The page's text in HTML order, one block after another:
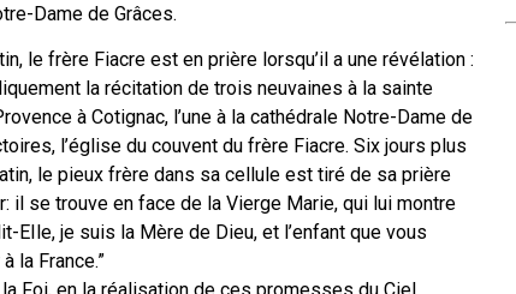
Dame de Grâces.
le frère Fiacre est en prière lorsqu’il a une révélation :
la récitation de trois neuvaines à la sainte
à Cotignac, l’une à la cathédrale Notre-Dame de
l’église du couvent du frère Fiacre. Six jours plus
le pieux frère dans sa cellule est tiré de sa prière
il se trouve en face de la Vierge Marie, qui lui montre
EIle, je suis la Mère de Dieu, et l’enfant que vous
la France.”